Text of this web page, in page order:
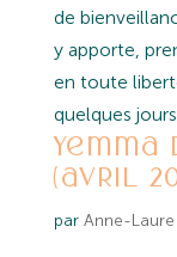
de
y apporte,
en toute
quelques
Yemma
(avril
par Anne-Laure